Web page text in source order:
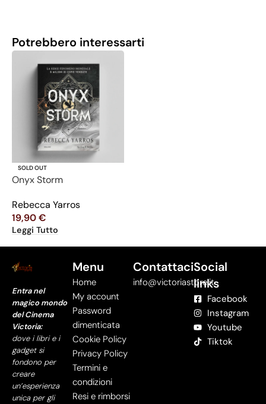
Potrebbero interessarti
SOLD OUT
Onyx Storm
Rebecca Yarros
19,90€
Leggi Tutto
Entra nel
magico mondo
del Cinema
Victoria:
dove i libri e i
gadget si
fondono per
creare
un’esperienza
unica per gli
Menu
Home
My account
Password
dimenticata
Cookie Policy
Privacy Policy
Termini e
condizioni
Resi e rimborsi
Contattaci
info@victoriastore.it
Social
links
Facebook
Instagram
Youtube
Tiktok